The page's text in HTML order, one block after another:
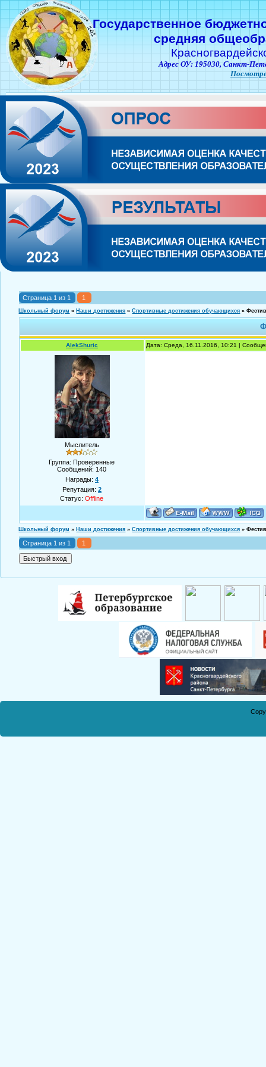
Государственное
средняя
Адрес ОУ: 195030, Санкт-
Страница 1 из 1 1
Школьный форум » Наши достижения » Спортивные достижения обучающихся »
AlekShuric Дата: Среда, 16.11.2016, 10:21 |
Мыслитель
Группа: Проверенные
Сообщений: 140
Награды: 4
Репутация: 2
Статус:Offline
Школьный форум » Наши достижения » Спортивные достижения обучающихся »
Страница 1 из 1 1